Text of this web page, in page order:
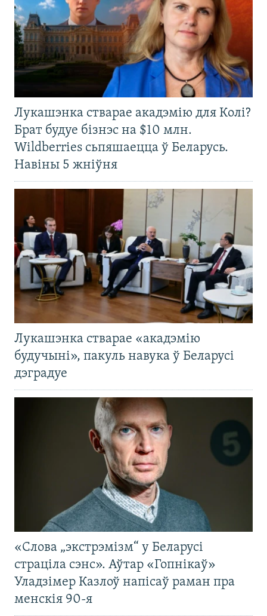
Лукашэнка стварае акадэмію для Колі?
Брат будуе бізнэс на $10 млн.
Wildberries сьпяшаецца ў Беларусь.
Навіны 5 жніўня
Лукашэнка стварае «акадэмію
будучыні», пакуль навука ў Беларусі
дэградуе
«Слова „экстрэмізм“ у Беларусі
страціла сэнс». Аўтар «Гопнікаў»
Уладзімер Казлоў напісаў раман пра
менскія 90-я